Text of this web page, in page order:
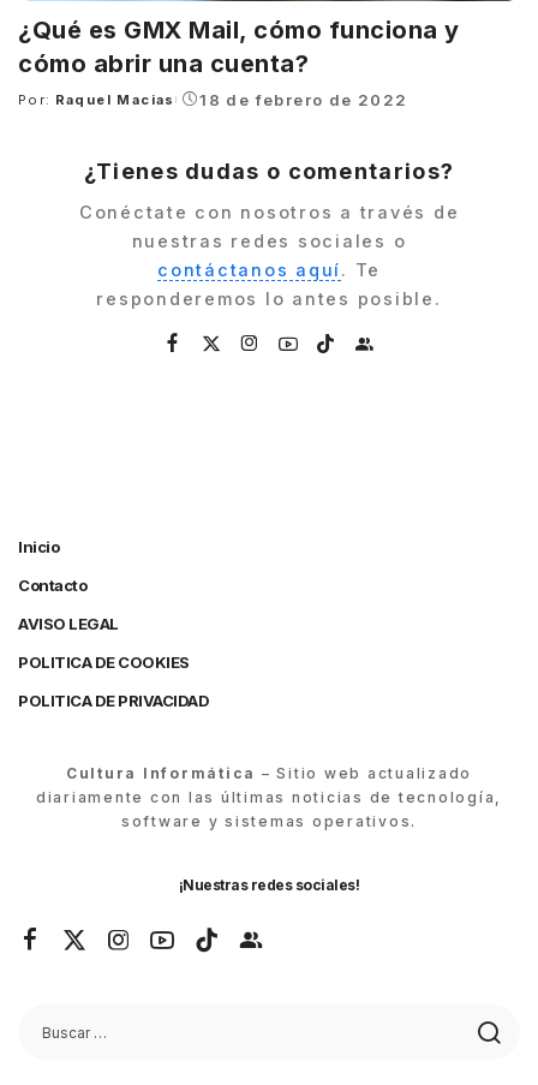
¿Qué es GMX Mail, cómo funciona y
cómo abrir una cuenta?
Posted
Por: Raquel Macias 18 de febrero de 2022
¿Tienes dudas o comentarios?
Conéctate con nosotros a través de
nuestras redes sociales o
contáctanos aquí. Te
responderemos lo antes posible.
Inicio
Contacto
AVISO LEGAL
POLITICA DE COOKIES
POLITICA DE PRIVACIDAD
Cultura Informática – Sitio web actualizado
diariamente con las últimas noticias de tecnología,
software y sistemas operativos.
¡Nuestras redes sociales!